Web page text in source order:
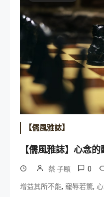
【儒風雅誌】
【儒風雅誌】心念
蔡 子頤 0
增益其所不能, 寵辱若驚,